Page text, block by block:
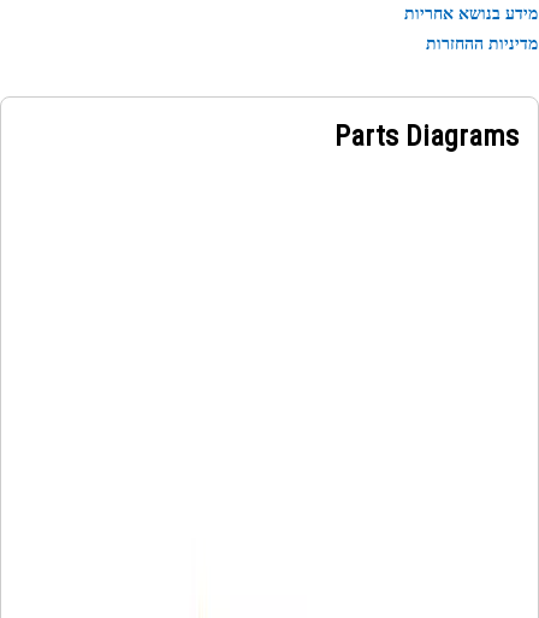
בנושא אחריות
ההחזרות
Parts Diagrams